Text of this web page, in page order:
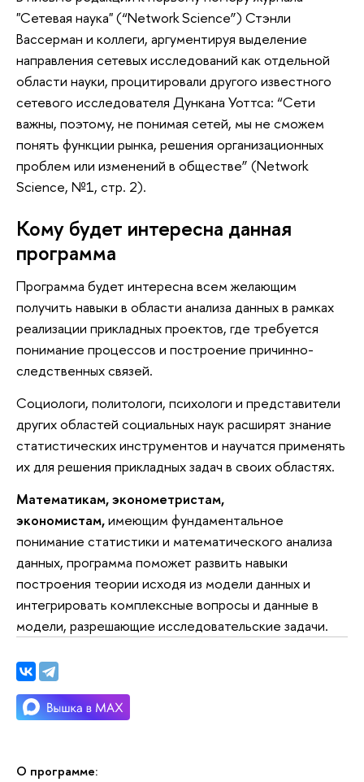
О программе:
"Сетевая наука" (“Network Science”) Стэнли
Вассерман и коллеги, аргументируя выделение
направления сетевых исследований как отдельной
области науки, процитировали другого известного
сетевого исследователя Дункана Уоттса: “Сети
важны, поэтому, не понимая сетей, мы не сможем
понять функции рынка, решения организационных
проблем или изменений в обществе” (Network
Science, №1, стр. 2).
Кому будет интересна данная
программа
Программа будет интересна всем желающим
получить навыки в области анализа данных в рамках
реализации прикладных проектов, где требуется
понимание процессов и построение причинно-
следственных связей.
Социологи, политологи, психологи и представители
других областей социальных наук расширят знание
статистических инструментов и научатся применять
их для решения прикладных задач в своих областях.
Математикам, эконометристам,
экономистам,имеющим фундаментальное
понимание статистики и математического анализа
данных, программа поможет развить навыки
построения теории исходя из модели данных и
интегрировать комплексные вопросы и данные в
модели, разрешающие исследовательские задачи.